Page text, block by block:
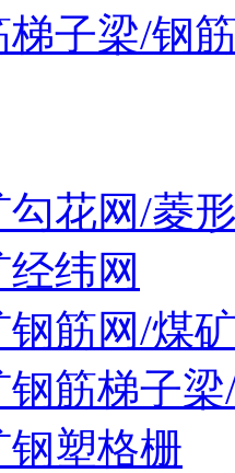
子梁/钢
勾花网/菱
纬网
钢筋网/煤
钢筋梯子
钢塑格栅